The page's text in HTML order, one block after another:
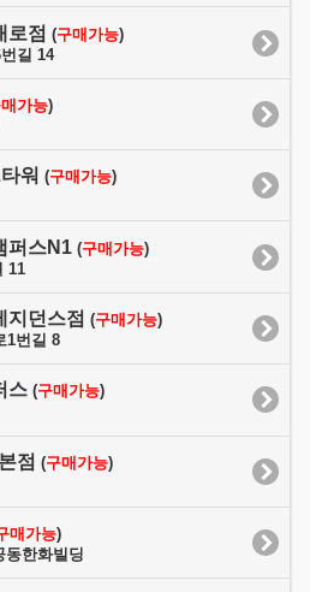
로점 (구매가능)
길 14
가능)
워 (구매가능)
퍼스N1 (구매가능)
11
지던스점 (구매가능)
1번길 8
스 (구매가능)
점 (구매가능)
매가능)
동한화빌딩